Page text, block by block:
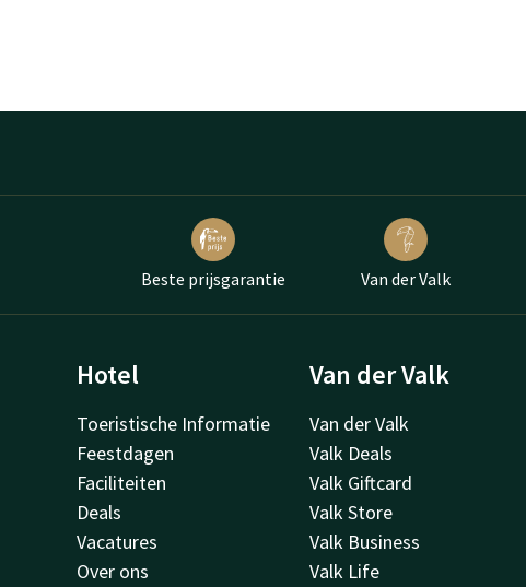
Beste prijsgarantie Van der Valk
Hotel
Toeristische Informatie
Feestdagen
Faciliteiten
Deals
Vacatures
Over ons
Van der Valk
Van der Valk
Valk Deals
Valk Giftcard
Valk Store
Valk Business
Valk Life